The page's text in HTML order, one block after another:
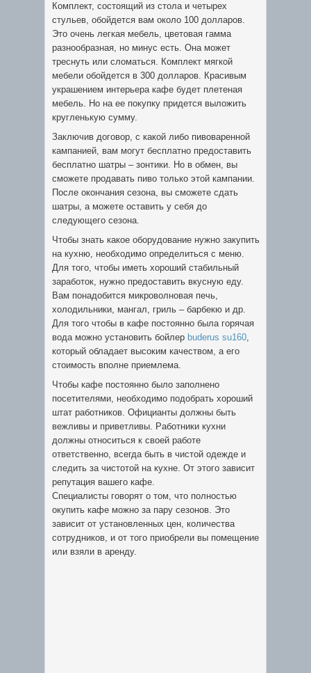
Комплект, состоящий из стола и четырех
стульев, обойдется вам около 100 долларов.
Это очень легкая мебель, цветовая гамма
разнообразная, но минус есть. Она может
треснуть или сломаться. Комплект мягкой
мебели обойдется в 300 долларов. Красивым
украшением интерьера кафе будет плетеная
мебель. Но на ее покупку придется выложить
кругленькую сумму.
Заключив договор, с какой либо пивоваренной
кампанией, вам могут бесплатно предоставить
бесплатно шатры – зонтики. Но в обмен, вы
сможете продавать пиво только этой кампании.
После окончания сезона, вы сможете сдать
шатры, а можете оставить у себя до
следующего сезона.
Чтобы знать какое оборудование нужно закупить
на кухню, необходимо определиться с меню.
Для того, чтобы иметь хороший стабильный
заработок, нужно предоставить вкусную еду.
Вам понадобится микроволновая печь,
холодильники, мангал, гриль – барбекю и др.
Для того чтобы в кафе постоянно была горячая
вода можно установить бойлер buderus su160,
который обладает высоким качеством, а его
стоимость вполне приемлема.
Чтобы кафе постоянно было заполнено
посетителями, необходимо подобрать хороший
штат работников. Официанты должны быть
вежливы и приветливы. Работники кухни
должны относиться к своей работе
ответственно, всегда быть в чистой одежде и
следить за чистотой на кухне. От этого зависит
репутация вашего кафе.
Специалисты говорят о том, что полностью
окупить кафе можно за пару сезонов. Это
зависит от установленных цен, количества
сотрудников, и от того приобрели вы помещение
или взяли в аренду.